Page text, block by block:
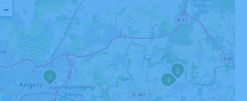
1
2
3
−